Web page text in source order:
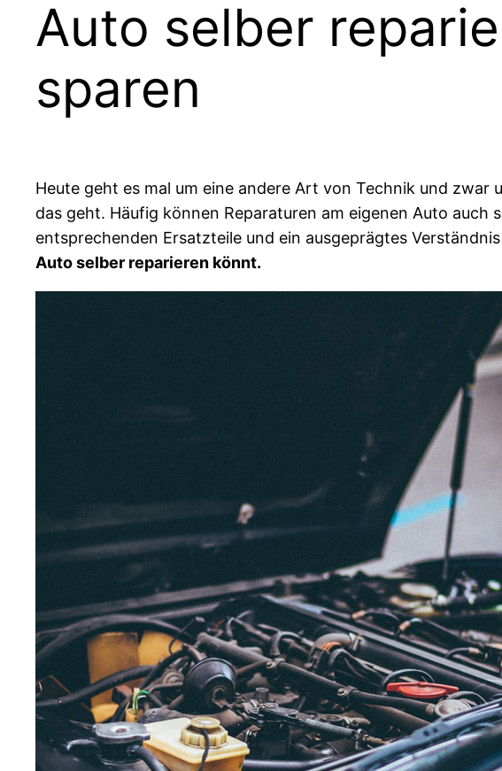
Auto selber
sparen
Heute geht es mal um eine andere Art von Technik und
das geht. Häufig können Reparaturen am eigenen Auto
entsprechenden Ersatzteile und ein ausgeprägtes
Auto selber reparieren könnt.